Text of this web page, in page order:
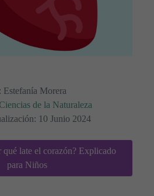
Estefanía Morera
de la Naturaleza
10 Junio 2024
qué late el corazón? Explicado
para Niños